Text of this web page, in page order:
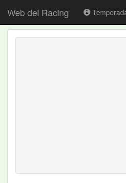
Web del Racing